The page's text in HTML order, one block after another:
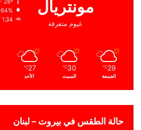
مونتريال
غيوم متفرقة
64%
1.34 كيلومتر/ساعة
29
℃
الجمعة
30
℃
السبت
27
℃
الأحد
حالة الطقس في بيروت – لبنان